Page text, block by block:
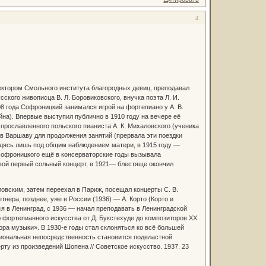
4
Смольного института благородных девиц, преподавал
живописца В. Л. Боровиковского, внучка поэта Л. И.
года Софроницкий занимался игрой на фортепиано у А. В.
Впервые выступил публично в 1910 году на вечере её
польского пианиста А. К. Михаловского (ученика
для продолжения занятий (прервала эти поездки
лишь под общим наблюдением матери, в 1915 году —
ещё в консерваторские годы вызывала
первый сольный концерт, в 1921— блестяще окончил
затем переехал в Париж, посещал концерты С. В.
позднее, уже в России (1936) — А. Корто (Корто и
в Ленинград, с 1936 — начал преподавать в Ленинградской
искусства от Д. Букстехуде до композиторов XX
музыки». В 1930-е годы стал склоняться ко всё большей
непосредственность становится подвластной
из произведений Шопена // Советское искусство. 1937. 23